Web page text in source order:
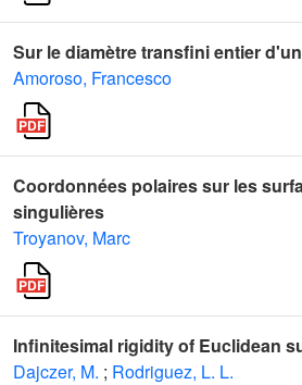
Sur le diamètre transfini entier
Amoroso, Francesco
Coordonnées polaires sur les
singulières
Troyanov, Marc
Infinitesimal rigidity of Euclidean
Dajczer, M. ; Rodriguez, L. L.